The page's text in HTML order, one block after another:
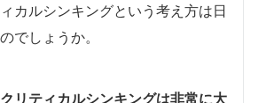
カルシンキングという考え方は日
でしょうか。
リティカルシンキングは非常に大